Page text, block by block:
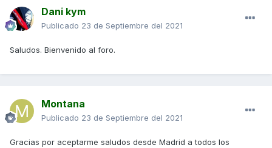
Dani kym
Publicado 23 de Septiembre del 2021
Saludos. Bienvenido al foro.
Montana
Publicado 23 de Septiembre del 2021
Gracias por aceptarme saludos desde Madrid a todos los